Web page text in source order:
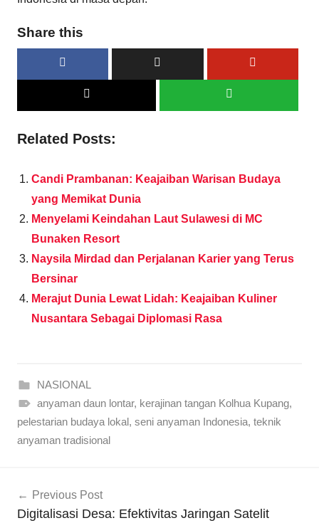
Share this
Related Posts:
Candi Prambanan: Keajaiban Warisan Budaya
yang Memikat Dunia
Menyelami Keindahan Laut Sulawesi di MC
Bunaken Resort
Naysila Mirdad dan Perjalanan Karier yang Terus
Bersinar
Merajut Dunia Lewat Lidah: Keajaiban Kuliner
Nusantara Sebagai Diplomasi Rasa
NASIONAL
anyaman daun lontar, kerajinan tangan Kolhua Kupang,
pelestarian budaya lokal, seni anyaman Indonesia, teknik
anyaman tradisional
pos
Previous Post
Digitalisasi Desa: Efektivitas Jaringan Satelit